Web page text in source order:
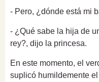
- Pero, ¿dónde está mi
- ¿Qué sabe la hija de
rey?, dijo la princesa.
En este momento, el
suplicó humildemente